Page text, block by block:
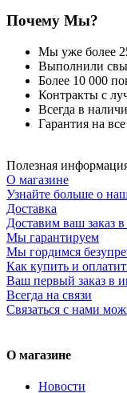
Почему Мы?
Мы уже более
Выполнили
Более 10 000
Контракты с
Всегда в
Гарантия на
Полезная
О магазине
Узнайте больше о
Доставка
Доставим ваш заказ
Мы гарантируем
Мы гордимся
Как купить и
Ваш первый заказ в
Всегда на связи
Связаться с нами
О магазине
Новости